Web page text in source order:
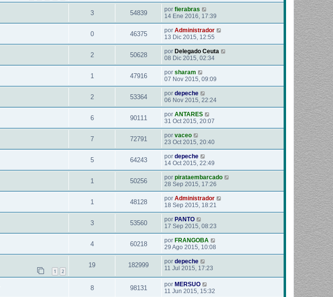
3 54839 por fierabras
14 Ene 2016, 17:39
0 46375 por Administrador
13 Dic 2015, 12:55
2 50628 por Delegado Ceuta
08 Dic 2015, 02:34
1 47916 por sharam
07 Nov 2015, 09:09
2 53364 por depeche
06 Nov 2015, 22:24
6 90111 por ANTARES
31 Oct 2015, 20:07
7 72791 por vaceo
23 Oct 2015, 20:40
5 64243 por depeche
14 Oct 2015, 22:49
1 50256 por pirataembarcado
28 Sep 2015, 17:26
1 48128 por Administrador
18 Sep 2015, 18:21
3 53560 por PANTO
17 Sep 2015, 08:23
4 60218 por FRANGOBA
29 Ago 2015, 10:08
1 2
19 182999 por depeche
11 Jul 2015, 17:23
8 98131 por MERSUO
11 Jun 2015, 15:32